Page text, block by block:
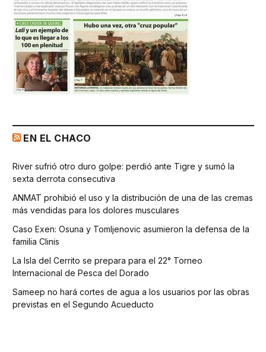
EN EL CHACO
River sufrió otro duro golpe: perdió ante Tigre y sumó la
sexta derrota consecutiva
ANMAT prohibió el uso y la distribución de una de las cremas
más vendidas para los dolores musculares
Caso Exen: Osuna y Tomljenovic asumieron la defensa de la
familia Clinis
La Isla del Cerrito se prepara para el 22° Torneo
Internacional de Pesca del Dorado
Sameep no hará cortes de agua a los usuarios por las obras
previstas en el Segundo Acueducto